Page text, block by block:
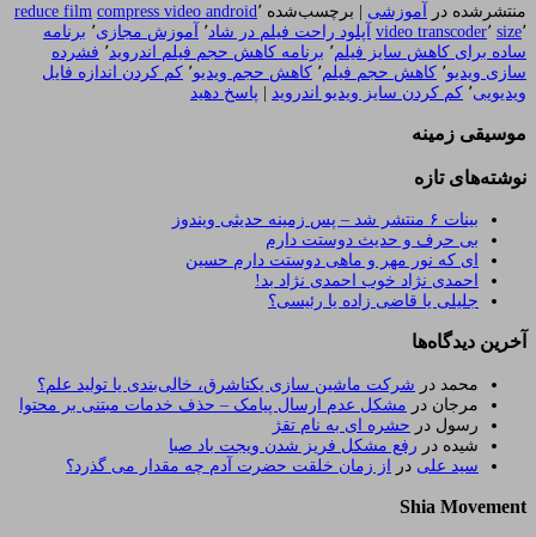
منتشرشده در آموزشی برچسب‌شده compress video android ٬
reduce film
size٬ video transcoder٬ آپلود راحت فیلم در شاد٬ آموزش مجازی٬ برنامه
ساده برای کاهش سایز فیلم٬ برنامه کاهش حجم فیلم اندروید٬ فشرده
سازی ویدیو٬ کاهش حجم فیلم٬ کاهش حجم ویدیو٬ کم کردن اندازه فایل
ویدیویی٬ کم کردن سایز ویدیو اندروید پاسخ دهید
موسیقی زمینه
نوشته‌های تازه
بینات ۶ منتشر شد – پس زمینه حدیثی ویندوز
بی حرف و حدیث دوستت دارم
ای که نور مهر و ماهی دوستت دارم حسین
احمدی نژاد خوب احمدی نژاد بد!
جلیلی یا قاضی زاده یا رئیسی؟
آخرین دیدگاه‌ها
محمد در شرکت ماشین سازی یکتاشرق، خالی‌بندی یا تولید علم؟
مرجان در مشکل عدم ارسال پیامک – حذف خدمات مبتنی بر محتوا
رسول در حشره ای به نام تقژ
شیده در رفع مشکل فریز شدن ویجت باد صبا
سید علی در از زمان خلقت حضرت آدم چه مقدار می گذرد؟
Shia Movement